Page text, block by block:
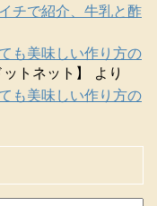
チで紹介、牛乳と酢
も美味しい作り方の
トネット】
より
も美味しい作り方の